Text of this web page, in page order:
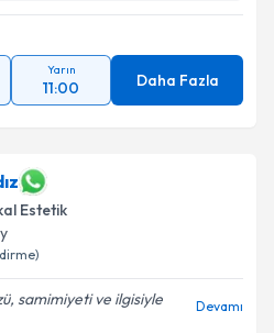
Yarın
11:00 Daha Fazla
Estetik
samimiyeti ve ilgisiyle
Devamı